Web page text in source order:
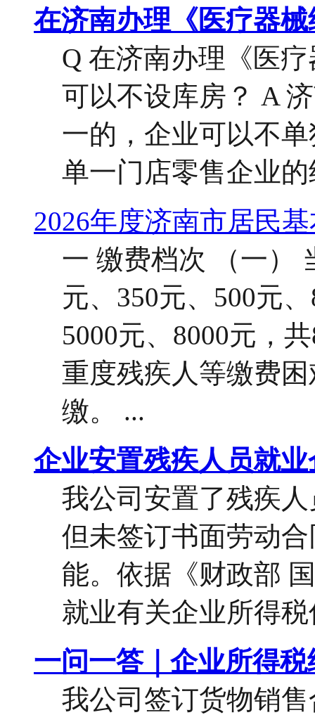
在济南办理《医疗器
Q 在济南办理《医
可以不设库房？ A
一的，企业可以不
单一门店零售企业
2026年度济南市居民
一 缴费档次 （一）
元、350元、500元
5000元、8000元，
重度残疾人等缴费
缴。 ...
企业安置残疾人员就
我公司安置了残疾
但未签订书面劳动
能。依据《财政部
就业有关企业所得
一问一答｜企业所得
我公司签订货物销